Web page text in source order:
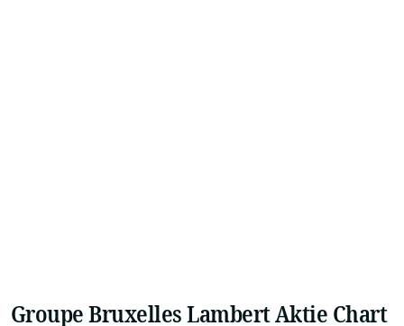
Groupe Bruxelles Lambert Aktie Chart